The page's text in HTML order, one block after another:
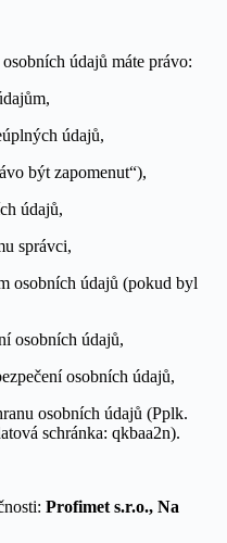
údajů máte právo:
údajů,
být zapomenut“),
údajů,
správci,
osobních údajů (pokud byl
osobních údajů,
osobních údajů,
osobních údajů (Pplk.
schránka: qkbaa2n).
Profimet s.r.o., Na